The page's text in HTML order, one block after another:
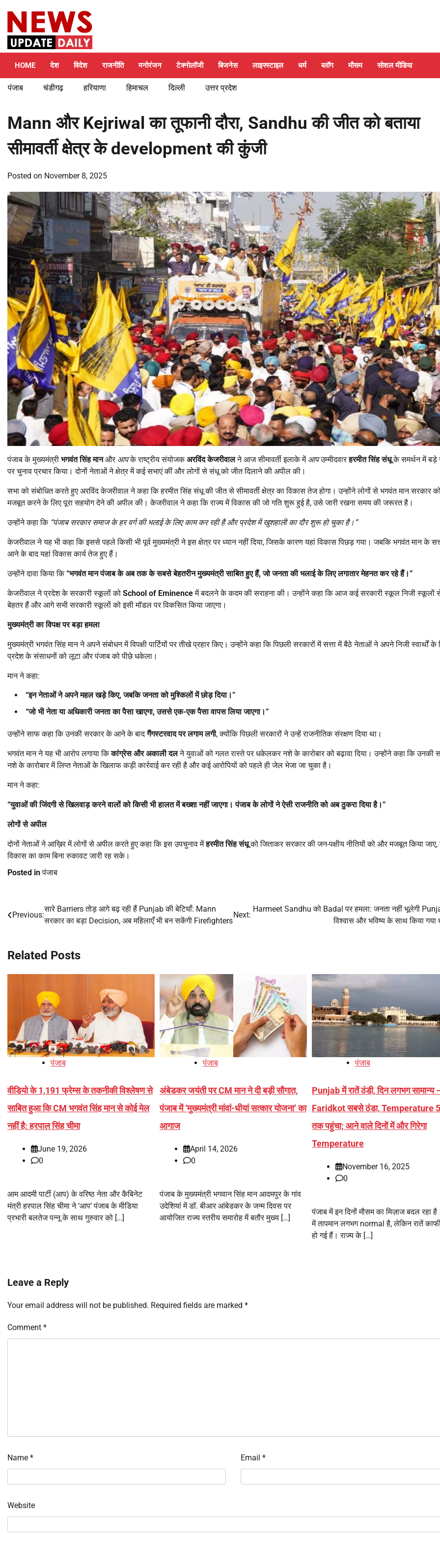
content
HOME देश विदेश राजनीति मनोरंजन टेक्नोलॉजी बिजनेस लाइफ्स्टाइल धर्म ब्लॉग मौसम सोशल मीडिया
पंजाब चंडीगढ़ हरियाणा हिमाचल दिल्ली उत्तर प्रदेश
Mann और Kejriwal का तूफानी दौरा, Sandhu की जीत को बताया
सीमावर्ती क्षेत्र के development की कुंजी
Posted on November 8, 2025
पंजाब के मुख्यमंत्री भगवंत सिंह मानऔर आपके राष्ट्रीय संयोजकअरविंद केजरीवालने आज सीमावर्ती इलाके में आपउम्मीदवारहरमीत सिंह संधूके समर्थन में बड़े
पर चुनाव प्रचार किया। दोनों नेताओं ने क्षेत्र में कई सभाएं कीं और लोगों से संधू को जीत दिलाने की अपील की।
सभा को संबोधित करते हुए अरविंद केजरीवाल ने कहा कि हरमीत सिंह संधू की जीत से सीमावर्ती क्षेत्र का विकास तेज होगा। उन्होंने लोगों से भगवंत मान सरकार
मजबूत करने के लिए पूरा सहयोग देने की अपील की। केजरीवाल ने कहा कि राज्य में विकास की जो गति शुरू हुई है, उसे जारी रखना समय की जरूरत है।
उन्होंने कहा कि “पंजाब सरकार समाज के हर वर्ग की भलाई के लिए काम कर रही है और प्रदेश में खुशहाली का दौर शुरू हो चुका है।”
केजरीवाल ने यह भी कहा कि इससे पहले किसी भी पूर्व मुख्यमंत्री ने इस क्षेत्र पर ध्यान नहीं दिया, जिसके कारण यहां विकास पिछड़ गया। जबकि भगवंत मान के
आने के बाद यहां विकास कार्य तेज हुए हैं।
उन्होंने दावा किया कि“भगवंत मान पंजाब के अब तक के सबसे बेहतरीन मुख्यमंत्री साबित हुए हैं,जो जनता की भलाई के लिए लगातार मेहनत कर रहे हैं।”
केजरीवाल ने प्रदेश के सरकारी स्कूलों को School of Eminenceमें बदलने के कदम की सराहना की। उन्होंने कहा कि आज कई सरकारी स्कूल निजी स्कूलों
बेहतर हैं और आगे सभी सरकारी स्कूलों को इसी मॉडल पर विकसित किया जाएगा।
मुख्यमंत्री का विपक्ष पर बड़ा हमला
मुख्यमंत्री भगवंत सिंह मान ने अपने संबोधन में विपक्षी पार्टियों पर तीखे प्रहार किए। उन्होंने कहा कि पिछली सरकारों में सत्ता में बैठे नेताओं ने अपने निजी स्वार्थों के
प्रदेश के संसाधनों को लूटा और पंजाब को पीछे धकेला।
मान ने कहा:
“इन नेताओं ने अपने महल खड़े किए,जबकि जनता को मुश्किलों में छोड़ दिया।”
“जो भी नेता या अधिकारी जनता का पैसा खाएगा,उससे एक-एक पैसा वापस लिया जाएगा।”
उन्होंने साफ कहा कि उनकी सरकार के आने के बादगैंगस्टरवाद पर लगाम लगी, क्योंकि पिछली सरकारों ने उन्हें राजनीतिक संरक्षण दिया था।
भगवंत मान ने यह भी आरोप लगाया किकांग्रेस और अकाली दलने युवाओं को गलत रास्ते पर धकेलकर नशे के कारोबार को बढ़ावा दिया। उन्होंने कहा कि उनकी
नशे के कारोबार में लिप्त नेताओं के खिलाफ कड़ी कार्रवाई कर रही है और कई आरोपियों को पहले ही जेल भेजा जा चुका है।
मान ने कहा:
“युवाओं की जिंदगी से खिलवाड़ करने वालों को किसी भी हालत में बख्शा नहीं जाएगा। पंजाब के लोगों ने ऐसी राजनीति को अब ठुकरा दिया है।”
लोगों से अपील
दोनों नेताओं ने आख़िर में लोगों से अपील करते हुए कहा कि इस उपचुनाव मेंहरमीत सिंह संधूको जिताकर सरकार की जन-पक्षीय नीतियों को और मजबूत किया जाए,
विकास का काम बिना रुकावट जारी रह सके।
Posted inपंजाब
Post
Previous:
सारे Barriers तोड़ आगे बढ़ रही हैं Punjab की बेटियाँ: Mann
सरकार का बड़ा Decision, अब महिलाएँ भी बन सकेंगी Firefighters
Next:
Harmeet Sandhu को Badal पर हमला: जनता नहीं भूलेगी
विश्वास और भविष्य के साथ किया गया
Related Posts
पंजाब
वीडियो के 1,191 फ्रेम्स के तकनीकी विश्लेषण से
साबित हुआ कि CM भगवंत सिंह मान से कोई मेल
नहीं है: हरपाल सिंह चीमा
June 19, 2026
0
आम आदमी पार्टी (आप) के वरिष्ठ नेता और कैबिनेट
मंत्री हरपाल सिंह चीमा ने ‘आप’ पंजाब के मीडिया
प्रभारी बलतेज पन्नू के साथ गुरुवार को […]
पंजाब
अंबेडकर जयंती पर CM मान ने दी बड़ी सौगात,
पंजाब में ‘मुख्यमंत्री मांवां-धीयां सत्कार योजना’ का
आगाज
April 14, 2026
0
पंजाब के मुख्यमंत्री भगवान सिंह मान आदमपुर के गांव
उदेशियां में डॉ. बीआर आंबेडकर के जन्म दिवस पर
आयोजित राज्य स्तरीय समारोह में बतौर मुख्य […]
पंजाब
Punjab में रातें ठंडी, दिन लगभग सामान्य
Faridkot सबसे ठंडा, Temperature
तक पहुंचा; आने वाले दिनों में और गिरेगा
Temperature
November 16, 2025
0
पंजाब में इन दिनों मौसम का मिज़ाज बदल रहा
में तापमान लगभग normal है, लेकिन रातें
हो गई हैं। राज्य के […]
Leave a Reply
Your email address will not be published. Required fields are marked *
Comment *
Name * Email *
Website